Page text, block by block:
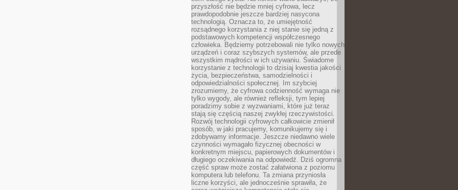
przyszłość nie będzie mniej cyfrowa, lecz
prawdopodobnie jeszcze bardziej nasycona
technologią. Oznacza to, że umiejętność
rozsądnego korzystania z niej stanie się jedną z
podstawowych kompetencji współczesnego
człowieka. Będziemy potrzebowali nie tylko nowych
urządzeń i coraz szybszych systemów, ale przede
wszystkim mądrości w ich używaniu. Świadome
korzystanie z technologii to dzisiaj kwestia jakości
życia, bezpieczeństwa, samodzielności i
odpowiedzialności społecznej. Im szybciej
zrozumiemy, że cyfrowa codzienność wymaga nie
tylko wygody, ale również refleksji, tym lepiej
poradzimy sobie z wyzwaniami, które już teraz
stają się częścią naszej zwykłej rzeczywistości.
Rozwój technologii cyfrowych całkowicie zmienił
sposób, w jaki pracujemy, komunikujemy się i
zdobywamy informacje. Jeszcze niedawno wiele
czynności wymagało fizycznej obecności w
konkretnym miejscu, papierowych dokumentów i
długiego oczekiwania na odpowiedź. Dziś ogromna
część spraw może zostać załatwiona z poziomu
komputera lub telefonu. Ta zmiana przyniosła
liczne korzyści, ale jednocześnie sprawiła, że